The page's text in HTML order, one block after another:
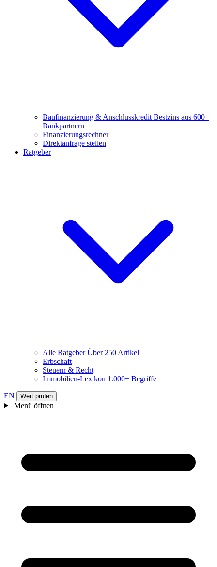
Baufinanzierung & Anschlusskredit Bestzins aus 600+
Bankpartnern
Finanzierungsrechner
Direktanfrage stellen
Ratgeber
Alle RatgeberÜber 250 Artikel
Erbschaft
Steuern & Recht
Immobilien-Lexikon 1.000+ Begriffe
EN Wert prüfen
Menü öffnen